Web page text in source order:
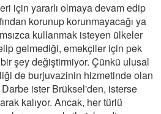
için yararlı olmaya devam edip
korunup korunmayacağı ya
kullanmak isteyen ülkeler
gelmediği, emekçiler için pek
şey değiştirmiyor. Çünkü ulusal
de burjuvazinin hizmetinde olan
ister Brüksel'den, isterse
kalıyor. Ancak, her türlü